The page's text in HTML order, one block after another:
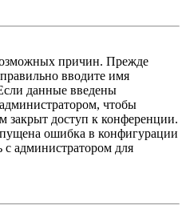
причин. Прежде
вводите имя
данные введены
чтобы
закрыт доступ к конференции.
ошибка в конфигурации
администратором для